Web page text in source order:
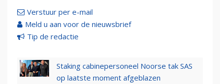
Verstuur per e-mail
Meld u aan voor de nieuwsbrief
Tip de redactie
Staking cabinepersoneel Noorse tak SAS
op laatste moment afgeblazen